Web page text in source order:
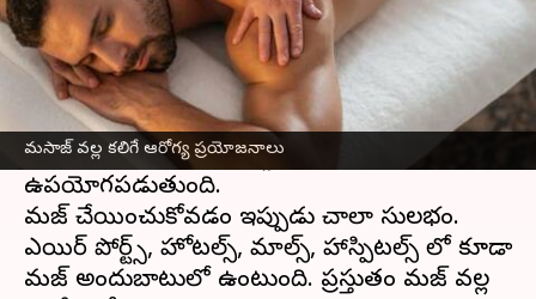
మసాజ్ వల్ల కలిగే ఆరోగ్య ప్రయోజనాలు
ఈ వార్తాకథనం ఏంటి
మసాజ్అనేది ఆరోగ్యానికి చాలా అవసరం. శరీర
కండరాలను ఉత్తేజ పర్చడానికి, రక్త ప్రసరణ
పెంచడానికి, నొప్పులను తగ్గించడానికి మసాజ్
ఉపయోగపడుతుంది.
మసాజ్ చేయించుకోవడం ఇప్పుడు చాలా సులభం.
ఎయిర్ పోర్ట్స్, హోటల్స్, మాల్స్, హాస్పిటల్స్ లో కూడా
మసాజ్ అందుబాటులో ఉంటుంది. ప్రస్తుతం మసాజ్ వల్ల